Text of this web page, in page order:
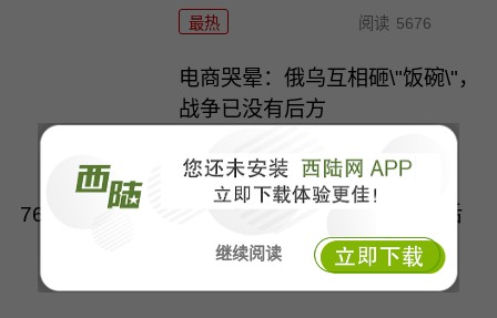
继续阅读
最热 阅读 5676
电商哭晕：俄乌互相砸\"饭碗\"，
战争已没有后方
最热 阅读 4018
766亿买不来安全？美核潜光鲜\"大计划\"的背后